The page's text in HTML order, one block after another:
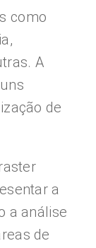
como
A
de
a
a análise
de